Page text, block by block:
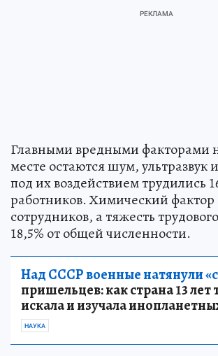
Главными вредными факторами
месте остаются шум, ультразвук
под их воздействием трудились
работников. Химический фактор
сотрудников, а тяжесть
18,5% от общей численности.
Над СССР военные натянули
пришельцев: как страна 13 лет
искала и изучала
НАУКА